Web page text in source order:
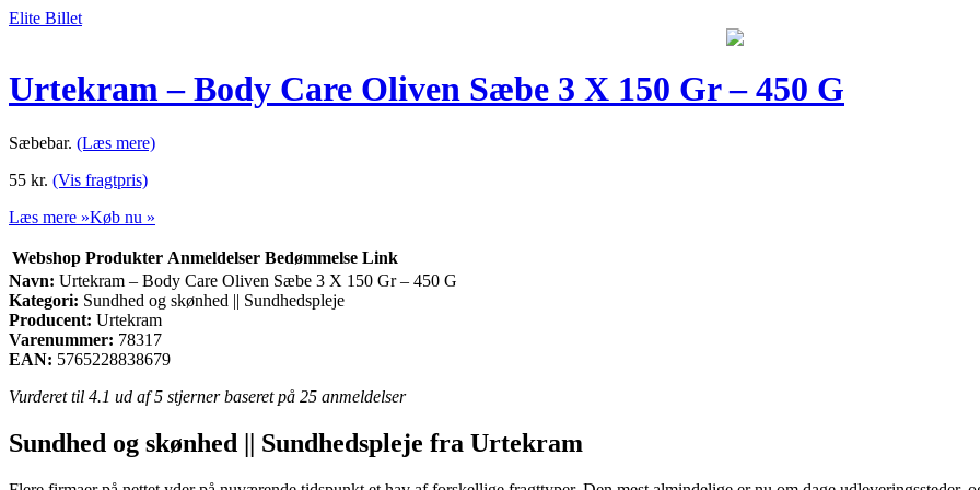
Elite Billet
Urtekram – Body Care Oliven Sæbe 3 X 150 Gr – 450 G
Sæbebar. (Læs mere)
55 kr. (Vis fragtpris)
Læs mere »Køb nu »
Webshop Produkter Anmeldelser Bedømmelse Link
Navn: Urtekram – Body Care Oliven Sæbe 3 X 150 Gr – 450 G
Kategori: Sundhed og skønhed || Sundhedspleje
Producent: Urtekram
Varenummer: 78317
EAN: 5765228838679
Vurderet til 4.1 ud af 5 stjerner baseret på 25 anmeldelser
Sundhed og skønhed || Sundhedspleje fra Urtekram